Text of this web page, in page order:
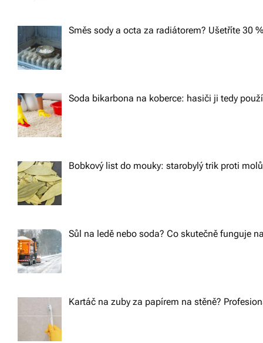
Směs sody a octa za radiátorem? Ušetříte 30
Soda bikarbona na koberce: hasiči ji tedy
Bobkový list do mouky: starobylý trik proti
Sůl na ledě nebo soda? Co skutečně funguje
Kartáč na zuby za papírem na stěně?